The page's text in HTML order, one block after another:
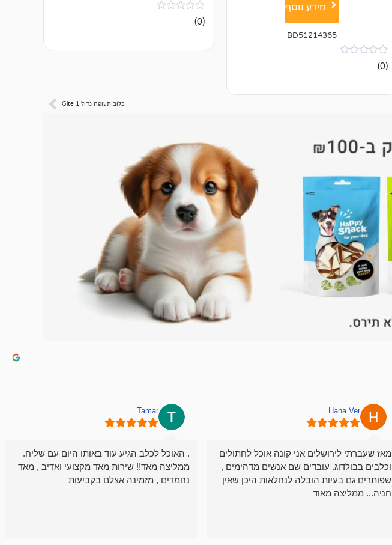
מידע נוסף
BD51214365
אין
ביקורות
(0)
אין
ביקורות
(0)
כלוב תעופה גדול Gite 1
Hana Ver
מאז שעברתי לירושלים אני קונה אוכל לחתולים
וכלבים בבולדוג. עובדים שם אנשים מדהימים ,
שפותרים גם בעיות הובלה לנחלאות היכן שאין
חניה... ממליצה מאוד
Tamar
. האוכל לכלב הגיע עוד באותו היום עם שליח.
ממליצה מאד!! שירות מאד מקצועי ואדיב , מאד
נחמדים , מזמינה אצלם בקביעות